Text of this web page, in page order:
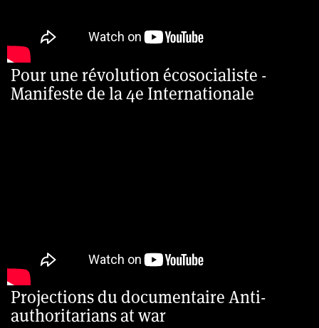
Pour une révolution écosocialiste -
Manifeste de la 4e Internationale
Projections du documentaire Anti-
authoritarians at war